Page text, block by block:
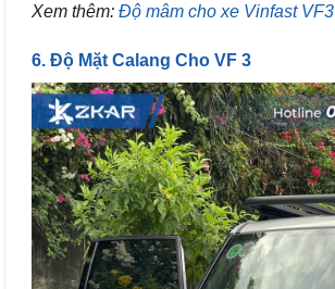
Xem thêm: Độ mâm cho xe Vinfast VF3
6. Độ Mặt Calang Cho VF 3